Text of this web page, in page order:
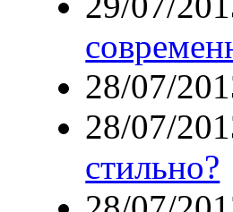
28/07/
28/07/
стильно?